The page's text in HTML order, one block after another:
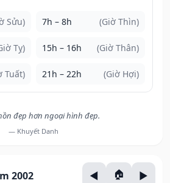
Sửu) 7h – 8h (Giờ Thìn)
Tỵ) 15h – 16h (Giờ Thân)
Tuất) 21h – 22h (Giờ Hợi)
đẹp hơn ngoại hình đẹp.
— Khuyết Danh
2002